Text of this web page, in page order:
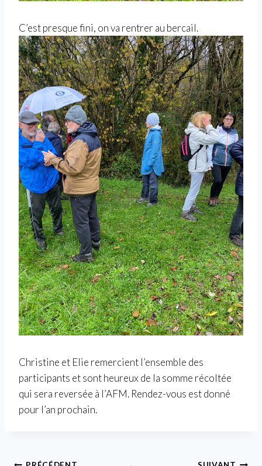
C’est presque fini, on va rentrer au bercail.
Christine et Elie remercient l’ensemble des
participants et sont heureux de la somme récoltée
qui sera reversée à l’AFM. Rendez-vous est donné
pour l’an prochain.